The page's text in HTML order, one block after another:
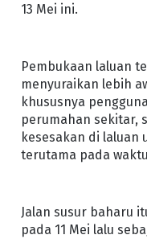
13 Mei ini.
Pembukaan laluan
menyuraikan lebih
khususnya
perumahan sekitar,
kesesakan di laluan
terutama pada
Jalan susur baharu
pada 11 Mei lalu